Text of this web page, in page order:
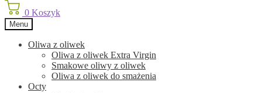
0 Koszyk
Menu
Oliwa z oliwek
Oliwa z oliwek Extra Virgin
Smakowe oliwy z oliwek
Oliwa z oliwek do smażenia
Octy